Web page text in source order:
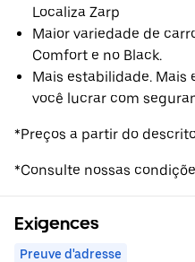
Localiza Zarp
Maior variedade de
Comfort e no Black.
Mais estabilidade. Mais
você lucrar com
*Preços a partir do
*Consulte nossas
Exigences
Preuve d'adresse